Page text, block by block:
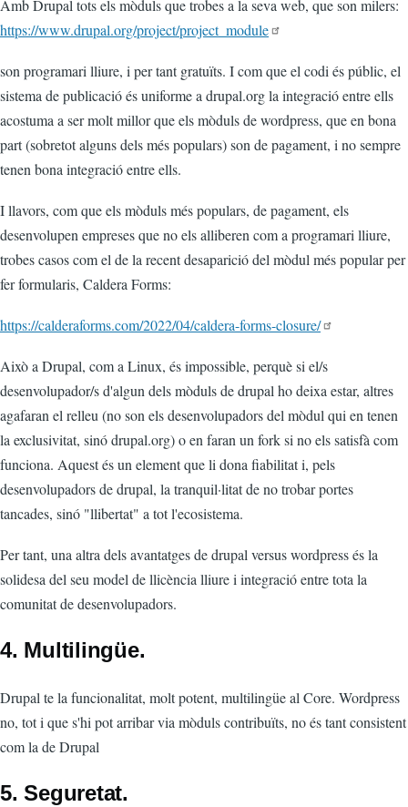
Amb Drupal tots els mòduls que trobes a la seva web, que son milers:
https://www.drupal.org/project/project_module
son programari lliure, i per tant gratuïts. I com que el codi és públic, el
sistema de publicació és uniforme a drupal.org la integració entre ells
acostuma a ser molt millor que els mòduls de wordpress, que en bona
part (sobretot alguns dels més populars) son de pagament, i no sempre
tenen bona integració entre ells.
I llavors, com que els mòduls més populars, de pagament, els
desenvolupen empreses que no els alliberen com a programari lliure,
trobes casos com el de la recent desaparició del mòdul més popular per
fer formularis, Caldera Forms:
https://calderaforms.com/2022/04/caldera-forms-closure/
Això a Drupal, com a Linux, és impossible, perquè si el/s
desenvolupador/s d'algun dels mòduls de drupal ho deixa estar, altres
agafaran el relleu (no son els desenvolupadors del mòdul qui en tenen
la exclusivitat, sinó drupal.org) o en faran un fork si no els satisfà com
funciona. Aquest és un element que li dona fiabilitat i, pels
desenvolupadors de drupal, la tranquil·litat de no trobar portes
tancades, sinó "llibertat" a tot l'ecosistema.
Per tant, una altra dels avantatges de drupal versus wordpress és la
solidesa del seu model de llicència lliure i integració entre tota la
comunitat de desenvolupadors.
4. Multilingüe.
Drupal te la funcionalitat, molt potent, multilingüe al Core. Wordpress
no, tot i que s'hi pot arribar via mòduls contribuïts, no és tant consistent
com la de Drupal
5. Seguretat.